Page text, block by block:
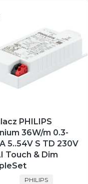
PHILIPS
36W/m 0.3-
5..54V S TD 230V
Touch & Dim
PRODUCENT
PHILIPS